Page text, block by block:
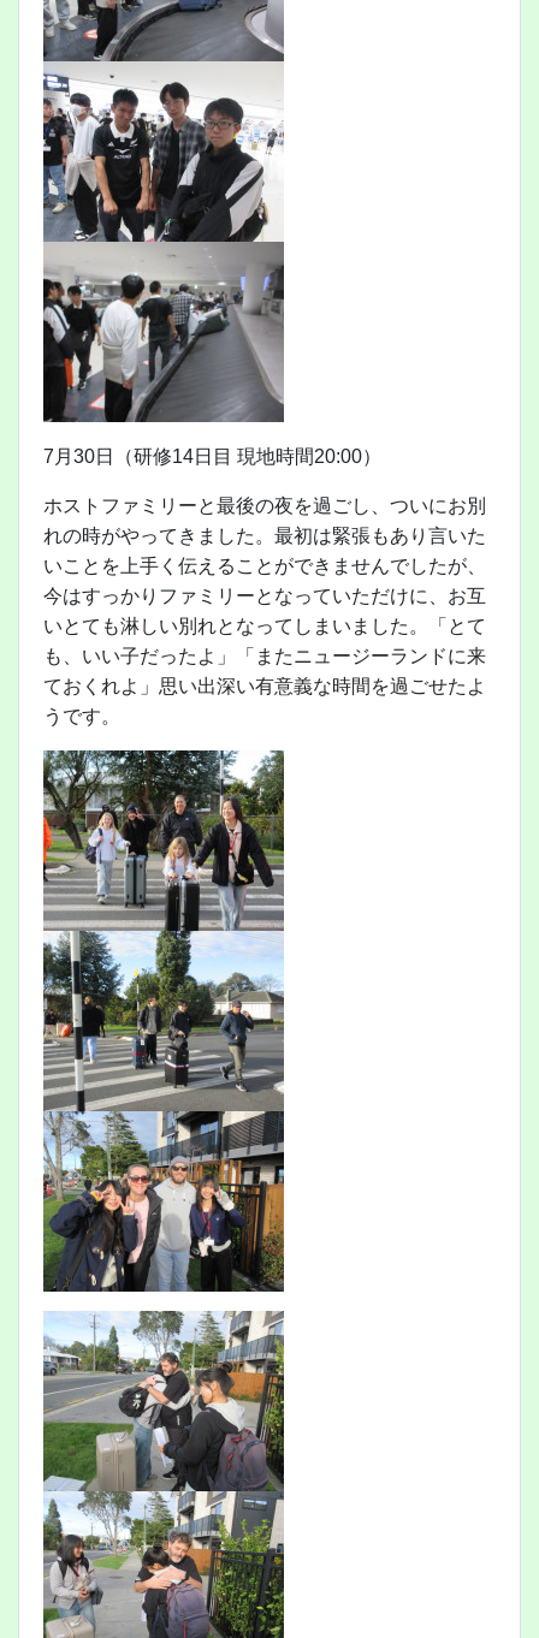
7月30日（研修14日目 現地時間20:00）
ホストファミリーと最後の夜を過ごし、ついにお別
れの時がやってきました。最初は緊張もあり言いた
いことを上手く伝えることができませんでしたが、
今はすっかりファミリーとなっていただけに、お互
いとても淋しい別れとなってしまいました。「とて
も、いい子だったよ」「またニュージーランドに来
ておくれよ」思い出深い有意義な時間を過ごせたよ
うです。